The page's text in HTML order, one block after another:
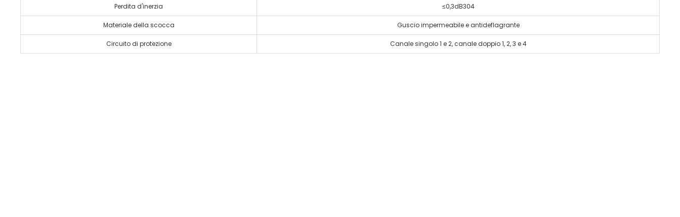
Perdita d'inerzia ≤0,3dB304
Materiale della scocca Guscio impermeabile e antideflagrante
Circuito di protezione Canale singolo 1 e 2, canale doppio 1, 2, 3 e 4